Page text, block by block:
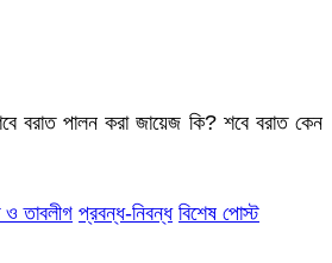
বরাত পালন করা জায়েজ কি? শবে বরাত কেন
ও তাবলীগ প্রবন্ধ-নিবন্ধ বিশেষ পোস্ট